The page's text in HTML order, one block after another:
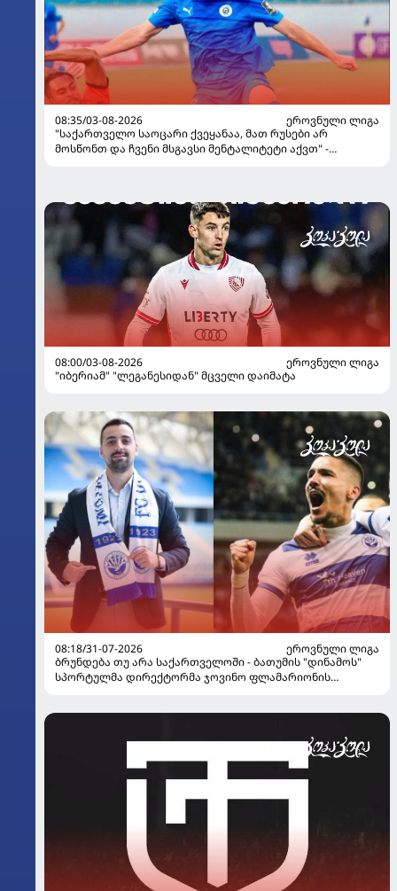
08:35/03-08-2026
ᲔᲠᲝᲕᲜᲣᲚᲘ ᲚᲘᲒᲐ
"საქართველო საოცარი ქვეყანაა, მათ რუსები არ
მოსწონთ და ჩვენი მსგავსი მენტალიტეტი აქვთ" -
08:00/03-08-2026
ᲔᲠᲝᲕᲜᲣᲚᲘ ᲚᲘᲒᲐ
"იბერიამ" "ლეგანესიდან" მცველი დაიმატა
08:18/31-07-2026
ᲔᲠᲝᲕᲜᲣᲚᲘ ᲚᲘᲒᲐ
ბრუნდება თუ არა საქართველოში - ბათუმის "დინამოს"
სპორტულმა დირექტორმა ჯოვინო ფლამარიონის